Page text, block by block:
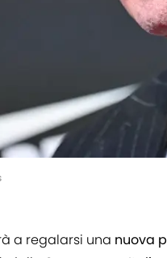
a regalarsi una nuova